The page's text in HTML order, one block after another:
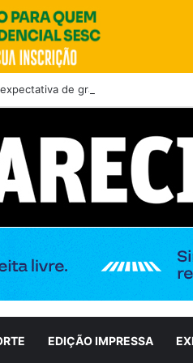
de grande público nesta
EDIÇÃO IMPRESSA